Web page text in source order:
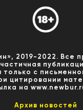
2019-2022. Все
только с
цитировании
на
Архив новостей